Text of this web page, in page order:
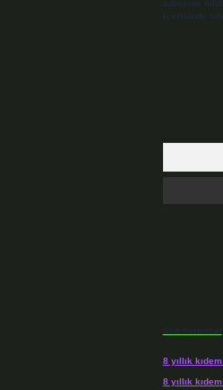
adresine
içerisinde
Son Yorumlar
8 yıllık
8 yıllık